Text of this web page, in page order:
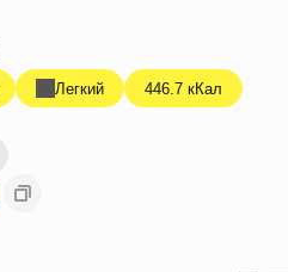
Легкий 446.7 кКал